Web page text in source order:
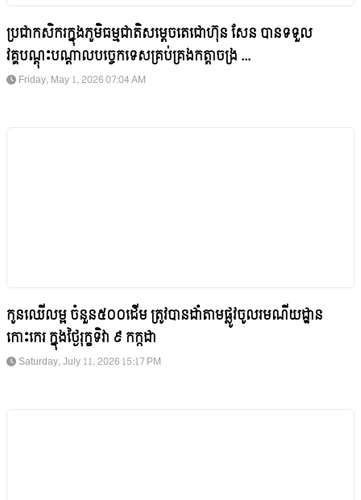
ប្រជាកសិករក្នុងភូមិធម្មជាតិសម្តេចតេជោហ៊ុន សែន បានទទួល
វគ្គបណ្តុះបណ្តាលបច្ចេកទេសគ្រប់គ្រងកត្តាចង្រ ...
Friday, May 1, 2026 07:04 AM
កូនឈើលម្អ ចំនួន៥០០ដើម ត្រូវបានដាំតាមផ្លូវចូលរមណីយដ្ឋាន
កោះកេរ ក្នុងថ្ងៃរុក្ខទិវា ៩ កក្កដា
Saturday, July 11, 2026 15:17 PM